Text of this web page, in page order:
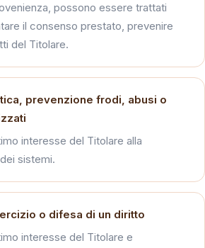
possono essere trattati
il consenso prestato, prevenire
del Titolare.
prevenzione frodi, abusi o
interesse del Titolare alla
sistemi.
o difesa di un diritto
interesse del Titolare e